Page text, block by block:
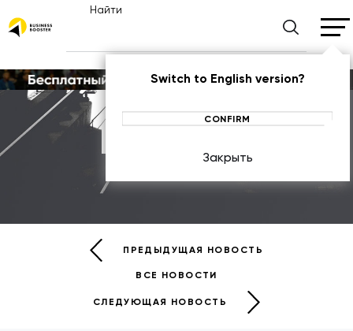
Найти
Switch to English version?
CONFIRM
Закрыть
Новости
ПРЕДЫДУЩАЯ НОВОСТЬ
ВСЕ НОВОСТИ
СЛЕДУЮЩАЯ НОВОСТЬ